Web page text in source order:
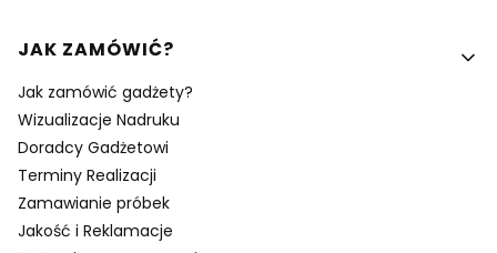
Linki w stopce
JAK ZAMÓWIĆ?
Jak zamówić gadżety?
Wizualizacje Nadruku
Doradcy Gadżetowi
Terminy Realizacji
Zamawianie próbek
Jakość i Reklamacje